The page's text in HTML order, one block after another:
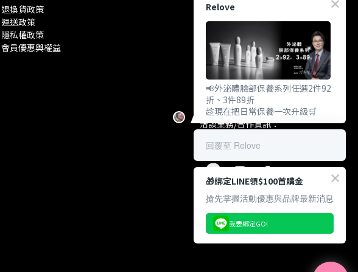
退換貨政策
運送政策
隱私權政策
會員優惠與權益
上騰美研股份有限公司
統編: 83263746
製造商地址：114台北市內湖區行
善路353號7樓 (不對外營業)
客戶服務信箱：
customer@relove.page
客戶服務電話：0800-060-801
上班時間：週一至週五
10:30~18:30
洽談業務/合作資訊：
Relove
📢外泌體臉部保養系列任選2件92
折、3件89折
趁現在把日常保養一次升級🛒
回覆至 Relove
🎁綁定LINE領$100首購金
搶先掌握活動優惠與品牌最新消息
我要綁定GO!